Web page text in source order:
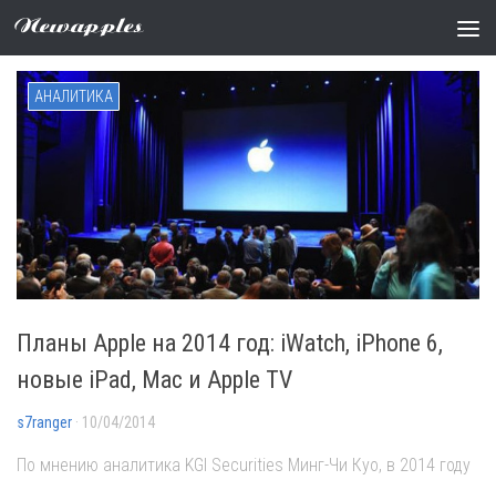
Newapples
Метки:iPad Air
АНАЛИТИКА
Планы Apple на 2014 год: iWatch, iPhone 6,
новые iPad, Mac и Apple TV
s7ranger · 10/04/2014
По мнению аналитика KGI Securities Минг-Чи Куо, в 2014 году